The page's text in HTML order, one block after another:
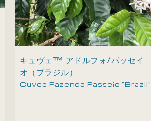
キュヴェ™ アドルフォ/パッセイ
オ（ブラジル）
Cuvee Fazenda Passeio ”Brazil”